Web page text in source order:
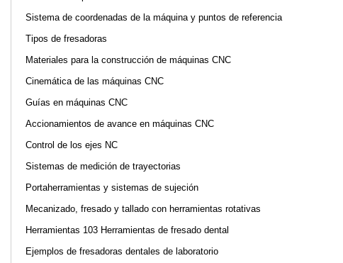
Sistema de coordenadas de la máquina y puntos de referencia
Tipos de fresadoras
Materiales para la construcción de máquinas CNC
Cinemática de las máquinas CNC
Guías en máquinas CNC
Accionamientos de avance en máquinas CNC
Control de los ejes NC
Sistemas de medición de trayectorias
Portaherramientas y sistemas de sujeción
Mecanizado, fresado y tallado con herramientas rotativas
Herramientas 103 Herramientas de fresado dental
Ejemplos de fresadoras dentales de laboratorio